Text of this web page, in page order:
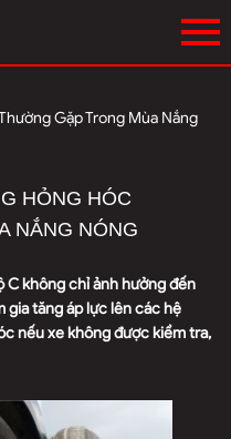
Gặp Trong Mùa Nắng
HỎNG HÓC
NẮNG NÓNG
không chỉ ảnh hưởng đến
gia tăng áp lực lên các hệ
nếu xe không được kiểm tra,